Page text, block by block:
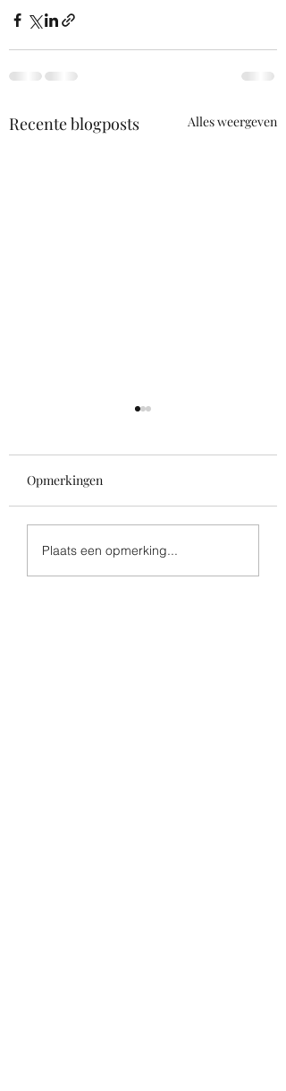
Recente blogposts Alles weergeven
Koorweekend kinderen
en jongeren
Opmerkingen
Plaats een opmerking...